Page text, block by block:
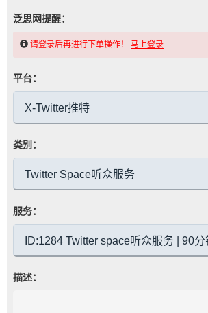
泛思网提醒：
请登录后再进行下单操作！ 马上登录
平台：
类别：
服务：
描述：